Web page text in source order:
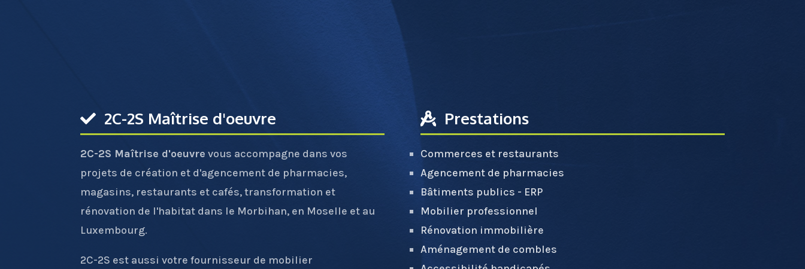
2C-2S Maîtrise d'oeuvre
2C-2S Maîtrise d'oeuvre vous accompagne dans vos
projets de création et d'agencement de pharmacies,
magasins, restaurants et cafés, transformation et
rénovation de l'habitat dans le Morbihan, en Moselle et au
Luxembourg.
2C-2S est aussi votre fournisseur de mobilier
Prestations
Commerces et restaurants
Agencement de pharmacies
Bâtiments publics - ERP
Mobilier professionnel
Rénovation immobilière
Aménagement de combles